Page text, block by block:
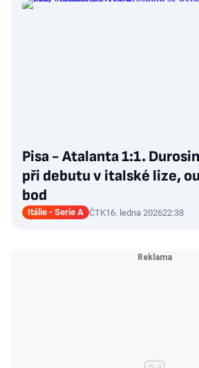
Pisa - Atalanta 1:1.
při debutu v italské lize,
bod
Itálie - Serie A ČTK16. ledna 202622:38